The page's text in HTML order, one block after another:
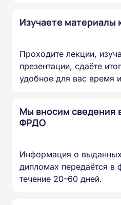
Изучаете материалы
Проходите лекции,
презентации, сдаёте
удобное для вас время
Мы вносим сведения
ФРДО
Информация о
дипломах передаётся в
течение 20–60 дней.